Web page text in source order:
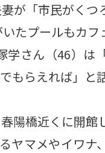
が「市民がくつ
たプールもカフ
学さん（46）は
もらえれば」と
陽橋近くに開館
ヤマメやイワナ